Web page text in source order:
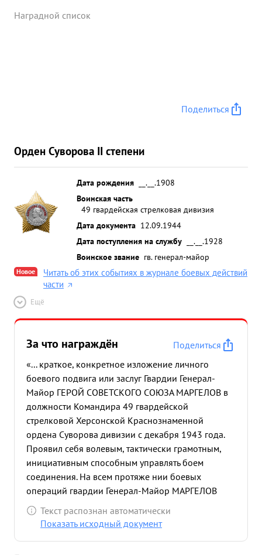
Наградной список
Поделиться
Орден Суворова II степени
Дата рождения
__.__.1908
Воинская часть
49 гвардейская стрелковая дивизия
Дата документа 12.09.1944
Дата поступления на службу
__.__.1928
Воинское звание гв. генерал-майор
Новое
Читать об этих событиях в журнале боевых действий
части
Ещё
За что награждён
Поделиться
«... краткое, конкретное изложение личного
боевого подвига или заслуг Гвардии Генерал-
Майор ГЕРОЙ СОВЕТСКОГО СОЮЗА МАРГЕЛОВ в
должности Командира 49 гвардейской
стрелковой Херсонской Краснознаменной
ордена Суворова дивизии с декабря 1943 года.
Проявил себя волевым, тактически грамотным,
инициативным способным управлять боем
соединения. На всем протяже нии боевых
операций гвардии Генерал-Майор МАРГЕЛОВ
умело сочитал взаимодействие родов войск,
обдуманно и правильно оценивал обстановку и
Текст распознан автоматически
Показать исходный документ